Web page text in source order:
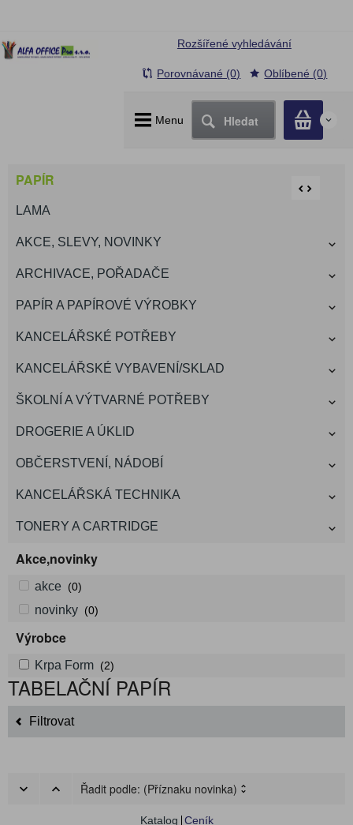
Menu Hledat 0
Rozšířené vyhledávání
Porovnávané (0) Oblíbené (0)
PAPÍR
LAMA
AKCE, SLEVY, NOVINKY
ARCHIVACE, POŘADAČE
PAPÍR A PAPÍROVÉ VÝROBKY
KANCELÁŘSKÉ POTŘEBY
KANCELÁŘSKÉ VYBAVENÍ/SKLAD
ŠKOLNÍ A VÝTVARNÉ POTŘEBY
DROGERIE A ÚKLID
OBČERSTVENÍ, NÁDOBÍ
KANCELÁŘSKÁ TECHNIKA
TONERY A CARTRIDGE
Akce,novinky
akce (0)
novinky (0)
Výrobce
Krpa Form (2)
TABELAČNÍ PAPÍR
Filtrovat
Řadit podle: (Příznaku novinka)
Katalog Ceník